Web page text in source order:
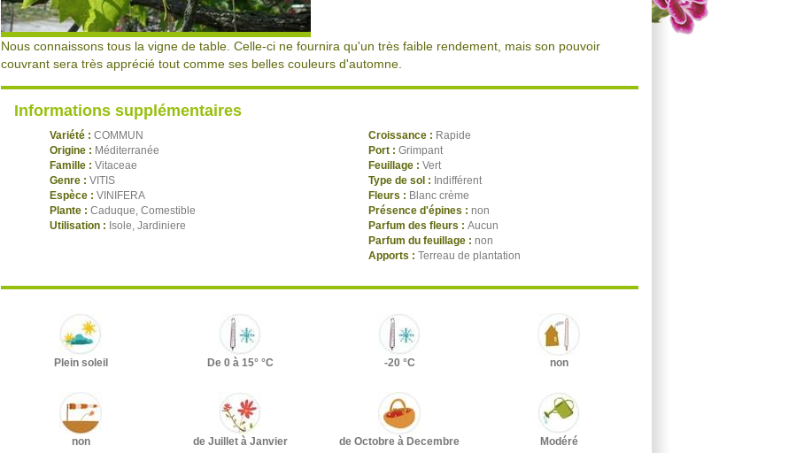
Nous connaissons tous la vigne de table. Celle-ci ne fournira qu'un très faible rendement, mais son pouvoir
couvrant sera très apprécié tout comme ses belles couleurs d'automne.
Informations supplémentaires
Variété : COMMUN
Origine : Méditerranée
Famille : Vitaceae
Genre : VITIS
Espèce : VINIFERA
Plante : Caduque, Comestible
Utilisation : Isole, Jardiniere
Croissance : Rapide
Port : Grimpant
Feuillage : Vert
Type de sol : Indifférent
Fleurs : Blanc crème
Présence d'épines : non
Parfum des fleurs : Aucun
Parfum du feuillage : non
Apports : Terreau de plantation
Plein soleil De 0 à 15° °C -20 °C non
non de Juillet à Janvier de Octobre à Decembre Modéré